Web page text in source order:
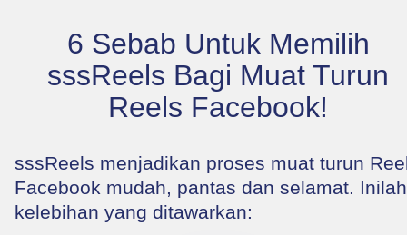
6 Sebab Untuk Memilih
sssReels Bagi Muat Turun
Reels Facebook!
sssReels menjadikan proses muat turun
Facebook mudah, pantas dan selamat. Inilah
kelebihan yang ditawarkan: